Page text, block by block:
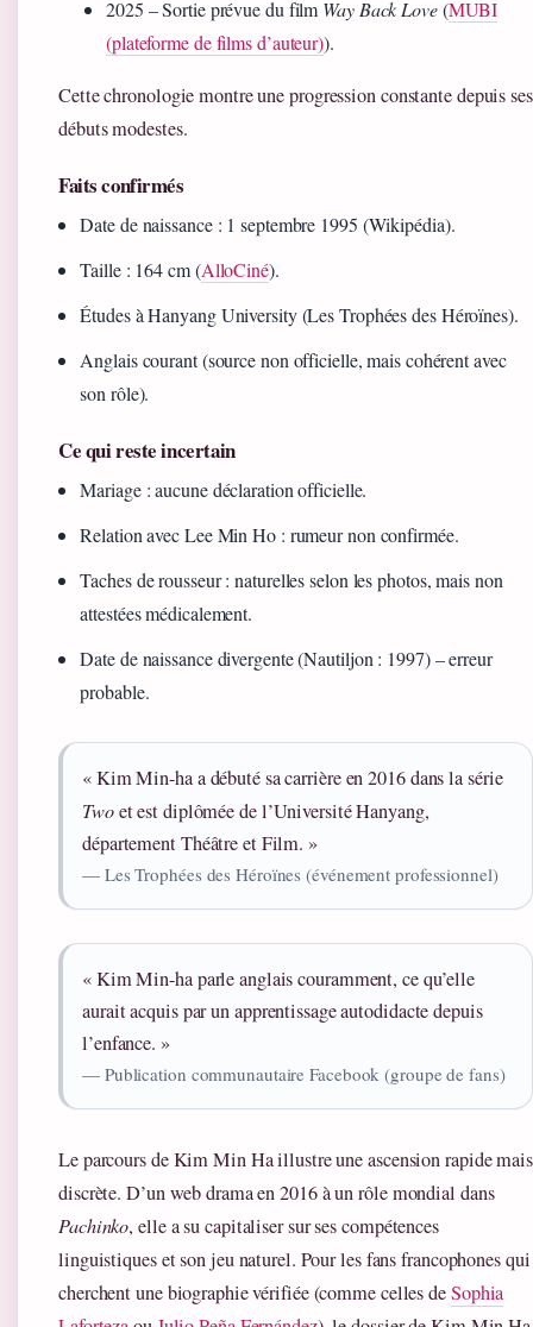
2025 – Sortie prévue du film Way Back Love(MUBI
(plateforme de films d’auteur)).
Cette chronologie montre une progression constante depuis ses
débuts modestes.
Faits confirmés
Date de naissance : 1 septembre 1995 (Wikipédia).
Taille : 164 cm (AlloCiné).
Études à Hanyang University (Les Trophées des Héroïnes).
Anglais courant (source non officielle, mais cohérent avec
son rôle).
Ce qui reste incertain
Mariage : aucune déclaration officielle.
Relation avec Lee Min Ho : rumeur non confirmée.
Taches de rousseur : naturelles selon les photos, mais non
attestées médicalement.
Date de naissance divergente (Nautiljon : 1997) – erreur
probable.
« Kim Min-ha a débuté sa carrière en 2016 dans la série
Twoet est diplômée de l’Université Hanyang,
département Théâtre et Film. »
— Les Trophées des Héroïnes (événement professionnel)
« Kim Min-ha parle anglais couramment, ce qu’elle
aurait acquis par un apprentissage autodidacte depuis
l’enfance. »
— Publication communautaire Facebook (groupe de fans)
Le parcours de Kim Min Ha illustre une ascension rapide mais
discrète. D’un web drama en 2016 à un rôle mondial dans
Pachinko, elle a su capitaliser sur ses compétences
linguistiques et son jeu naturel. Pour les fans francophones qui
cherchent une biographie vérifiée (comme celles deSophia